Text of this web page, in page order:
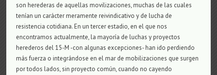
son herederas de aquellas movilizaciones, muchas de las cuales
tenían un carácter meramente reivindicativo y de lucha de
resistencia cotidiana. En un tercer estadio, en el que nos
encontramos actualmente, la mayoría de luchas y proyectos
herederos del 15-M -con algunas excepciones- han ido perdiendo
más fuerza o integrándose en el mar de mobilizaciones que surgen
por todos lados, sin proyecto común, cuando no cayendo